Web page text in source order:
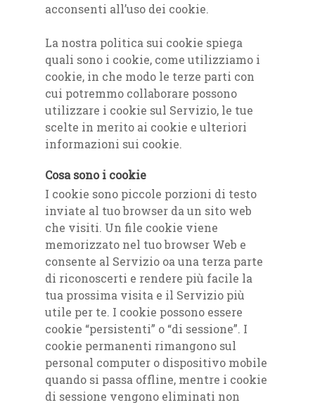
acconsenti all’uso dei cookie.
La nostra politica sui cookie spiega
quali sono i cookie, come utilizziamo i
cookie, in che modo le terze parti con
cui potremmo collaborare possono
utilizzare i cookie sul Servizio, le tue
scelte in merito ai cookie e ulteriori
informazioni sui cookie.
Cosa sono i cookie
I cookie sono piccole porzioni di testo
inviate al tuo browser da un sito web
che visiti. Un file cookie viene
memorizzato nel tuo browser Web e
consente al Servizio oa una terza parte
di riconoscerti e rendere più facile la
tua prossima visita e il Servizio più
utile per te. I cookie possono essere
cookie “persistenti” o “di sessione”. I
cookie permanenti rimangono sul
personal computer o dispositivo mobile
quando si passa offline, mentre i cookie
di sessione vengono eliminati non